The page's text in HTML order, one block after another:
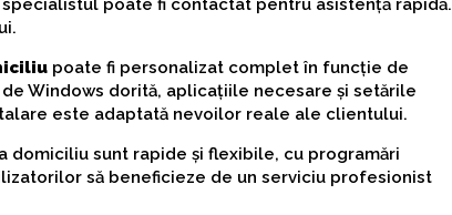
poate fi contactat pentru asistență rapidă.
poate fi personalizat complet în funcție de
Windows dorită, aplicațiile necesare și setările
este adaptată nevoilor reale ale clientului.
domiciliu sunt rapide și flexibile, cu programări
să beneficieze de un serviciu profesionist